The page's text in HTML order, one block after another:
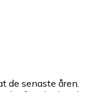
de senaste åren.